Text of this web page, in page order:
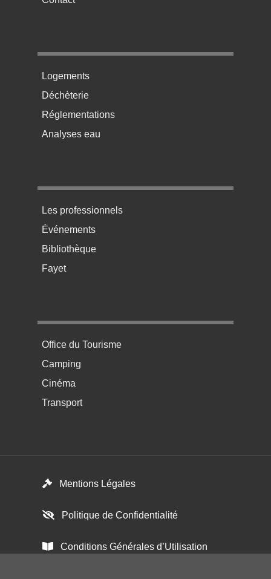
Menu pratique bas de page 2
Logements
Déchèterie
Réglementations
Analyses eau
Menu pratique bas de page 3
Les professionnels
Événements
Bibliothèque
Fayet
Menu pratique bas de page 4
Office du Tourisme
Camping
Cinéma
Transport
Mentions Légales
Politique de Confidentialité
Conditions Générales d’Utilisation